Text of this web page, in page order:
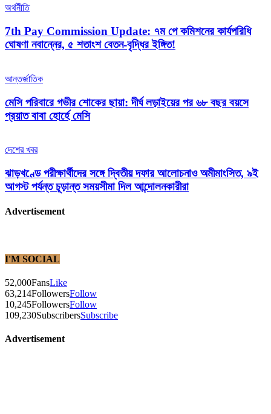
অর্থনীতি
7th Pay Commission Update: ৭ম পে কমিশনের কার্যপরিধি
ঘোষণা নবান্নের, ৫ শতাংশ বেতন-বৃদ্ধির ইঙ্গিত!
আন্তর্জাতিক
মেসি পরিবারে গভীর শোকের ছায়া: দীর্ঘ লড়াইয়ের পর ৬৮ বছর বয়সে
প্রয়াত বাবা হোর্হে মেসি
দেশের খবর
ঝাড়খণ্ডে পরীক্ষার্থীদের সঙ্গে দ্বিতীয় দফার আলোচনাও অমীমাংসিত, ৯ই
আগস্ট পর্যন্ত চূড়ান্ত সময়সীমা দিল আন্দোলনকারীরা
Advertisement
I'M SOCIAL
52,000FansLike
63,214FollowersFollow
10,245FollowersFollow
109,230SubscribersSubscribe
Advertisement